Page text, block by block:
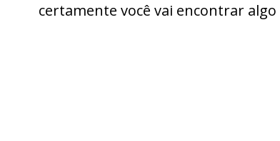
certamente você vai encontrar